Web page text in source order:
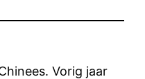
Vorig jaar